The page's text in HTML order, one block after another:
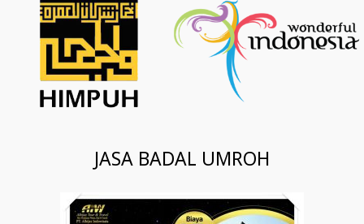
JASA BADAL UMROH